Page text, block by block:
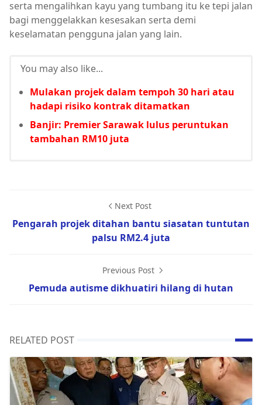
serta mengalihkan kayu yang tumbang itu ke tepi jalan
bagi menggelakkan kesesakan serta demi
keselamatan pengguna jalan yang lain.
You may also like...
Mulakan projek dalam tempoh 30 hari atau
hadapi risiko kontrak ditamatkan
Banjir: Premier Sarawak lulus peruntukan
tambahan RM10 juta
Next Post
Pengarah projek ditahan bantu siasatan tuntutan
palsu RM2.4 juta
Previous Post
Pemuda autisme dikhuatiri hilang di hutan
RELATED POST